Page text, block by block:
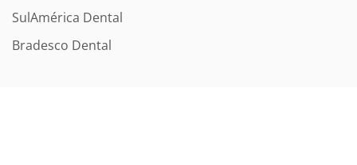
SulAmérica Dental
Bradesco Dental